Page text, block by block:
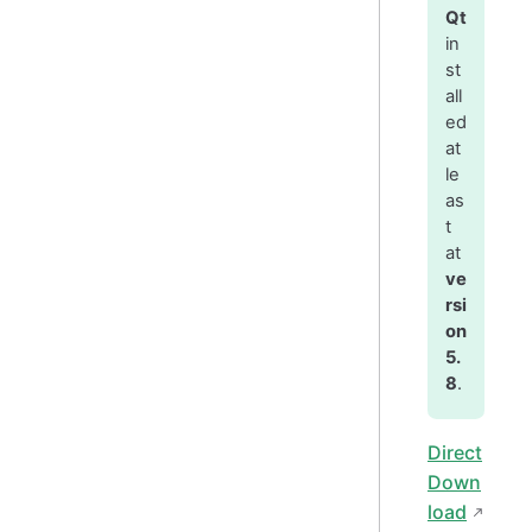
Qt
in
st
all
ed
at
le
as
t
at
ve
rsi
on
5.
8.
Direct
Down
load